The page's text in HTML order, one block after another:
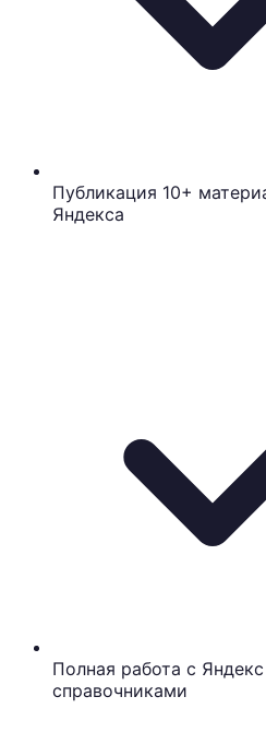
Публикация 10+
Яндекса
Полная работа с
справочниками